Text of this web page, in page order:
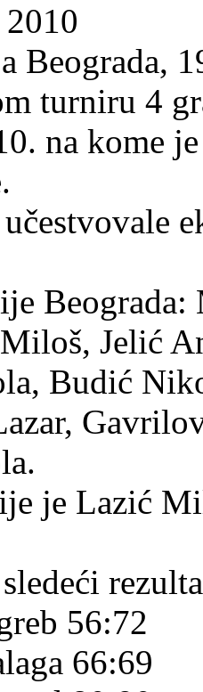
Beograda,
turniru 4
na kome
Jelić
Budić
je Lazić
56:72
66:69